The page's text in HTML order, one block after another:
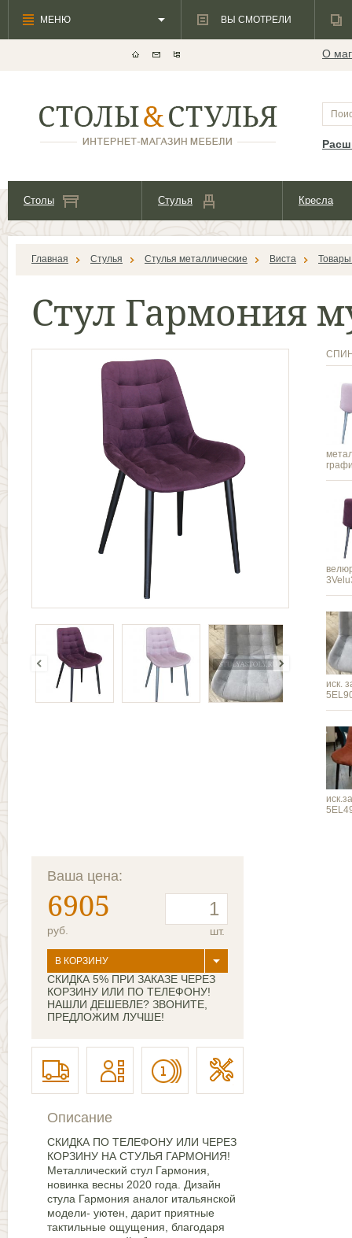
О
Столы Стулья Кресла
Главная Стулья Стулья металлические Виста
Стул Гармония
иск.
Ваша цена:
6905
руб. шт.
В КОРЗИНУ
СКИДКА 5% ПРИ ЗАКАЗЕ ЧЕРЕЗ
КОРЗИНУ ИЛИ ПО ТЕЛЕФОНУ!
НАШЛИ ДЕШЕВЛЕ? ЗВОНИТЕ,
ПРЕДЛОЖИМ ЛУЧШЕ!
Описание
СКИДКА ПО ТЕЛЕФОНУ ИЛИ ЧЕРЕЗ
КОРЗИНУ НА СТУЛЬЯ ГАРМОНИЯ!
Металлический стул Гармония,
новинка весны 2020 года. Дизайн
стула Гармония аналог итальянской
модели- уютен, дарит приятные
тактильные ощущения, благодаря
МЕНЮ ВЫ СМОТРЕЛИ